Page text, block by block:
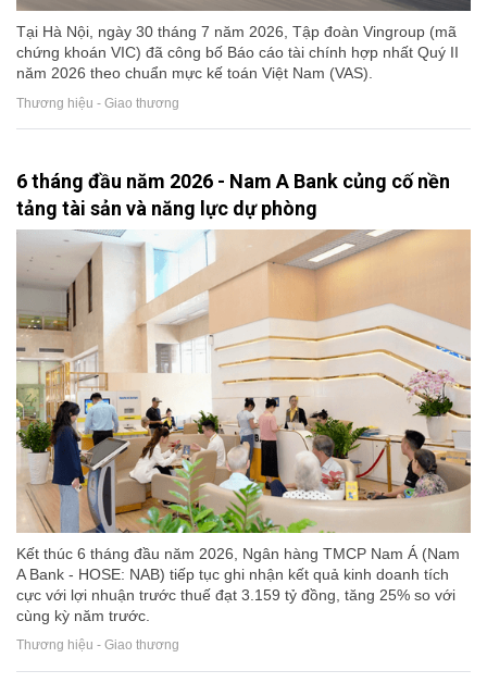
Tại Hà Nội, ngày 30 tháng 7 năm 2026, Tập đoàn Vingroup (mã
chứng khoán VIC) đã công bố Báo cáo tài chính hợp nhất Quý II
năm 2026 theo chuẩn mực kế toán Việt Nam (VAS).
Thương hiệu - Giao thương
6 tháng đầu năm 2026 - Nam A Bank củng cố nền
tảng tài sản và năng lực dự phòng
Kết thúc 6 tháng đầu năm 2026, Ngân hàng TMCP Nam Á (Nam
A Bank - HOSE: NAB) tiếp tục ghi nhận kết quả kinh doanh tích
cực với lợi nhuận trước thuế đạt 3.159 tỷ đồng, tăng 25% so với
cùng kỳ năm trước.
Thương hiệu - Giao thương